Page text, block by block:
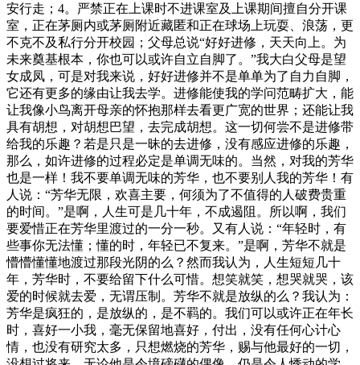
安行走；4。严禁正在上课时不进课室及上课期间擅自分开课
室，正在茅厕内或茅厕附近藏匿和正在球场上玩耍、浪荡，更
不克不及私行分开校园；父母总说“好好进修，天天向上。为
未来奠基根本，你也可以或许自立自脚了。”我大白父母是望
女成凤，可是对我来说，好好进修并不是单单为了自力自脚，
它还有更多的缘由让我去学。进修能使我的学问范畴扩大，能
让我像小鸟离开母亲的怀抱那样去看更广宽的世界；还能让我
具有胡想，对胡想巴望，去完成胡想。这一切何尝不是进修带
给我的乐趣？若是只是一昧的去进修，没有感应进修的乐趣，
那么，如许进修的过程必定是单调无味的。当然，对我的芳华
也是一样！我不要单调无味的芳华，也不要别人我的芳华！有
人说：“芳华无限，欢喜主要，何须为了不值得的人破费贵重
的时间。”是啊，人生可是几十年，不成遏阻。所以啊，我们
要爱惜正在芳华里渡过的一分一秒。又有人说：“年轻时，有
些事你无法懂；懂的时，年轻已不复来。”是啊，芳华不就是
懵懵懂懂地渡过那段光阴的么？然而我认为，人生短短几十
年，芳华时，不要给留下什么可惜。想笑就笑，想哭就哭，该
爱的时候就去爱，无谓压制。芳华不就是放纵的么？我认为：
芳华是疯狂的，是放纵的，是不羁的。我们可以或许正在年长
时，喜好一小我，毫无保留地喜好，付出，没有任何心计心
情，也没有研究太多，只想燃烧的芳华，赐与他最好的一切，